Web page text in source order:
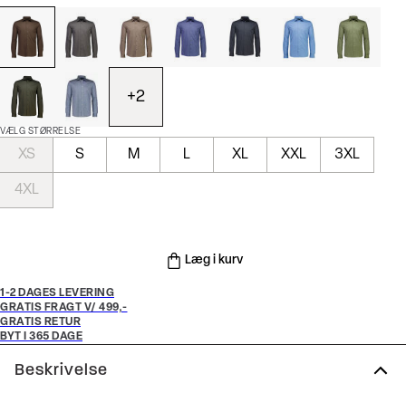
+2
VÆLG STØRRELSE
XS S M L XL XXL 3XL
4XL
Læg i kurv
1-2 DAGES LEVERING
GRATIS FRAGT V/ 499,-
GRATIS RETUR
BYT I 365 DAGE
Beskrivelse